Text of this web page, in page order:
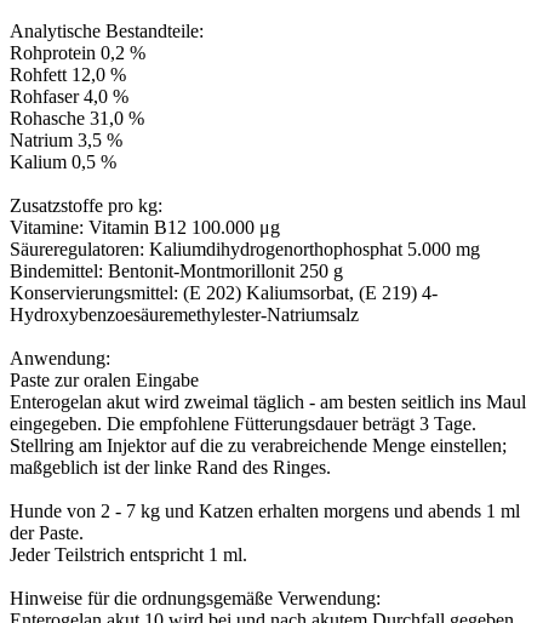
Analytische Bestandteile:
Rohprotein 0,2 %
Rohfett 12,0 %
Rohfaser 4,0 %
Rohasche 31,0 %
Natrium 3,5 %
Kalium 0,5 %
Zusatzstoffe pro kg:
Vitamine: Vitamin B12 100.000 μg
Säureregulatoren: Kaliumdihydrogenorthophosphat 5.000 mg
Bindemittel: Bentonit-Montmorillonit 250 g
Konservierungsmittel: (E 202) Kaliumsorbat, (E 219) 4-
Hydroxybenzoesäuremethylester-Natriumsalz
Anwendung:
Paste zur oralen Eingabe
Enterogelan akut wird zweimal täglich - am besten seitlich ins Maul
eingegeben. Die empfohlene Fütterungsdauer beträgt 3 Tage.
Stellring am Injektor auf die zu verabreichende Menge einstellen;
maßgeblich ist der linke Rand des Ringes.
Hunde von 2 - 7 kg und Katzen erhalten morgens und abends 1 ml
der Paste.
Jeder Teilstrich entspricht 1 ml.
Hinweise für die ordnungsgemäße Verwendung: